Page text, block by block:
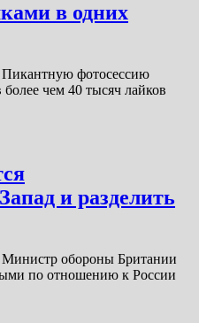
в одних
фотосессию
чем 40 тысяч лайков
и разделить
обороны Британии
по отношению к России